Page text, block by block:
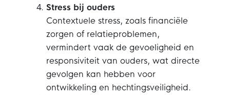
Stress bij ouders
Contextuele stress, zoals financiële
zorgen of relatieproblemen,
vermindert vaak de gevoeligheid en
responsiviteit van ouders, wat directe
gevolgen kan hebben voor
ontwikkeling en hechtingsveiligheid.